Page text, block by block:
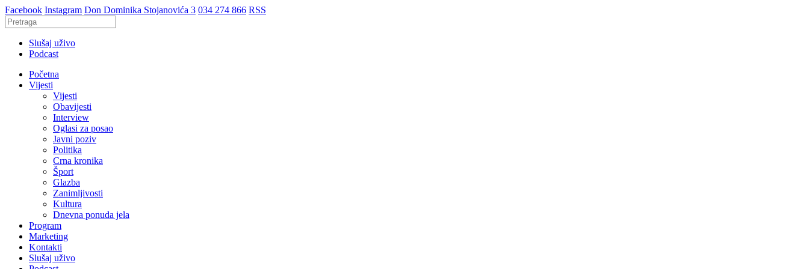
Facebook Instagram Don Dominika Stojanovića 3 034 274 866 RSS
Slušaj uživo
Podcast
Početna
Vijesti
Vijesti
Obavijesti
Interview
Oglasi za posao
Javni poziv
Politika
Crna kronika
Šport
Glazba
Zanimljivosti
Kultura
Dnevna ponuda jela
Program
Marketing
Kontakti
Slušaj uživo